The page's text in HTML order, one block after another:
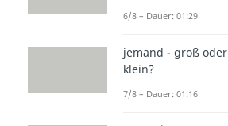
6/8 – Dauer: 01:29
jemand - groß oder
klein?
7/8 – Dauer: 01:16